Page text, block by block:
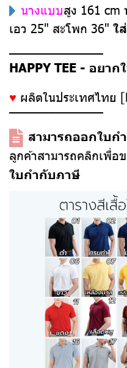
นางแบบสูง 161 cm
เอว 25" สะโพก 36" ใ
––––––––––––––
HAPPY TEE - อยา
♥ ผลิตในประเทศไทย
––––––––––––––
สามารถออกใบก
ลูกค้าสามารถคลิกเพื่อ
ใบกำกับภาษี